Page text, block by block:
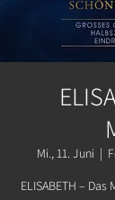
Mi., 11. Juni
  |
ELISABETH –